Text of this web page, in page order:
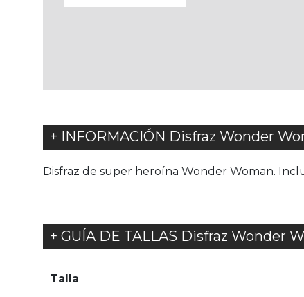
+ INFORMACIÓN Disfraz Wonder
Disfraz de super heroína Wonder Woman.
+ GUÍA DE TALLAS Disfraz Wonder
Talla